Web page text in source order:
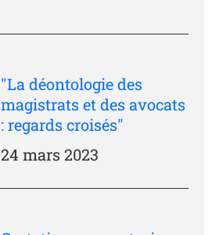
"La déontologie des
magistrats et des avocats
: regards croisés"
24 mars 2023